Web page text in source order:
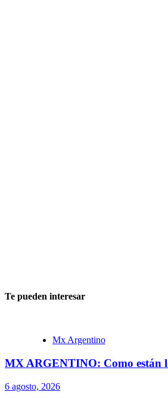
Te pueden interesar
Mx Argentino
MX ARGENTINO: Como están
6 agosto, 2026